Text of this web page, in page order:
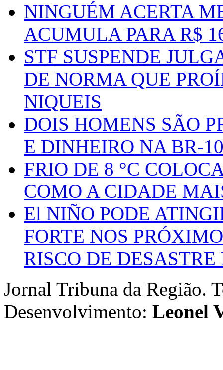
NINGUÉM ACERTA
ACUMULA PARA R$
STF SUSPENDE
DE NORMA QUE
NIQUEIS
DOIS HOMENS SÃO
E DINHEIRO NA BR-
FRIO DE 8 °C
COMO A CIDADE
El NIÑO PODE
FORTE NOS
RISCO DE
Jornal Tribuna da Região.
Desenvolvimento: Leonel